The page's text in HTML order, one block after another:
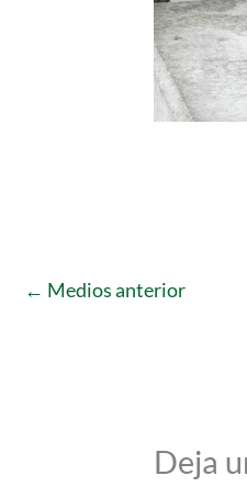
← Medios anterior
Deja